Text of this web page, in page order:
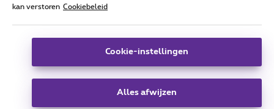
Algemene voorwaarden, consumenteninfo
Deze website is gecreëerd en wordt beheerd conform het
Koning Albert II-laan 27 - B-1030 Brussel.
kan verstoren Cookiebeleid
Cookie-instellingen
Alles afwijzen